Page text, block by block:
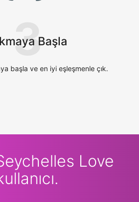
Başla
3
başla ve en iyi eşleşmenle çık.
Love